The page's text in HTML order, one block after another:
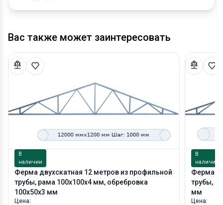
Вас также может заинтересовать
В
наличии
Ферма двухскатная 12 метров из профильной
трубы, рама 100х100х4 мм, обребровка
100х50х3 мм
Цена:
В
наличии
Ферма
трубы,
мм
Цена: